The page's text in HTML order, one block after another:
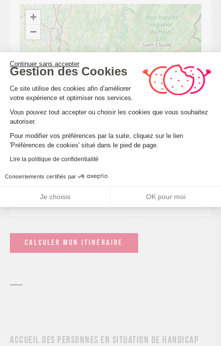
+
−
| ©
CALCULER MON ITINÉRAIRE
Accueil des personnes en situation de handicap
Continuer sans accepter
Gestion des Cookies
Plateforme de Gestion du
Ce site utilise des cookies afin d’améliorer
votre expérience et optimiser nos services.
Vous pouvez tout accepter ou choisir les cookies que vous souhaitez
autoriser.
Pour modifier vos préférences par la suite, cliquez sur le lien
'Préférences de cookies' situé dans le pied de page.
Lire la politique de confidentialité
Consentements certifiés par
Je choisis OK pour moi